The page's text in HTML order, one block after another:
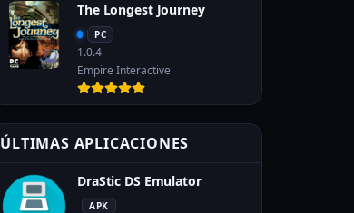
The Longest Journey
PC
1.0.4
Empire Interactive
ÚLTIMAS APLICACIONES
DraStic DS Emulator
APK